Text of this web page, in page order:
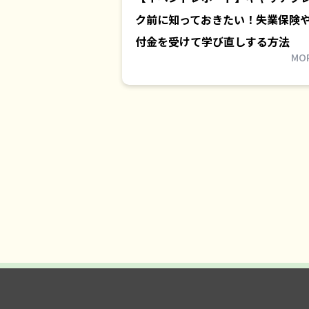
ク前に知っておきたい！失業保険
付金を受けて学び直しする方法